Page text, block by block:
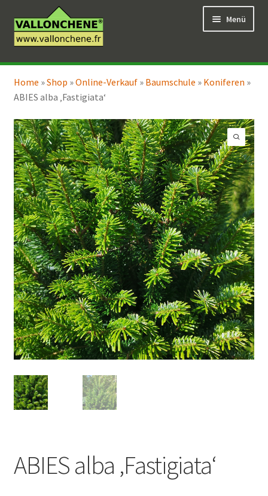
Navigation
springen
Inhalt
springen
Menü
Online-Verkauf
Coaching für den Garten
Home »Shop »Online-Verkauf» Baumschule » Koniferen »
ABIES alba ‚Fastigiata‘
ABIES alba ‚Fastigiata‘